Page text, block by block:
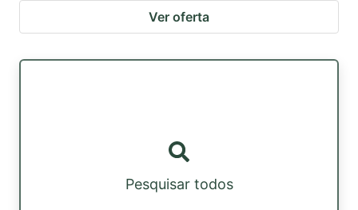
Ver oferta
Pesquisar todos